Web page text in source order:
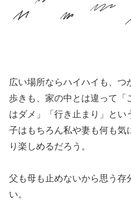
広い場所ならハイハイも、つ
歩きも、家の中とは違って「
はダメ」「行き止まり」とい
子はもちろん私や妻も何も気
り楽しめるだろう。
父も母も止めないから思う存
い。